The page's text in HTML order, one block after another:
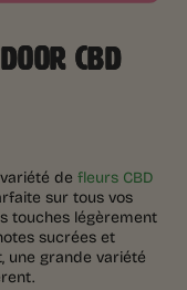
CBD
de fleurs CBD
sur tous vos
touches légèrement
sucrées et
une grande variété